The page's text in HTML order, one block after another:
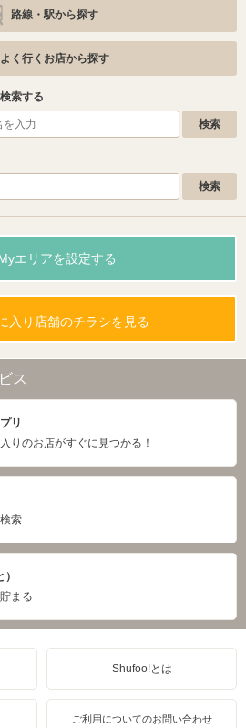
路線・駅から探す
よく行くお店から探す
索する
エリアを設定する
入り店舗のチラシを見る
ス
リ
りのお店がすぐに見つかる！
索
まる
Shufoo!とは
ご利用についてのお問い合わせ